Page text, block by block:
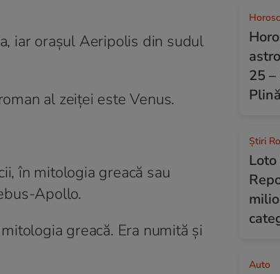
iar orașul Aeripolis din sudul
al zeiței este Venus.
în mitologia greacă sau
Apollo.
greacă. Era numită și
25
Știri
Auto